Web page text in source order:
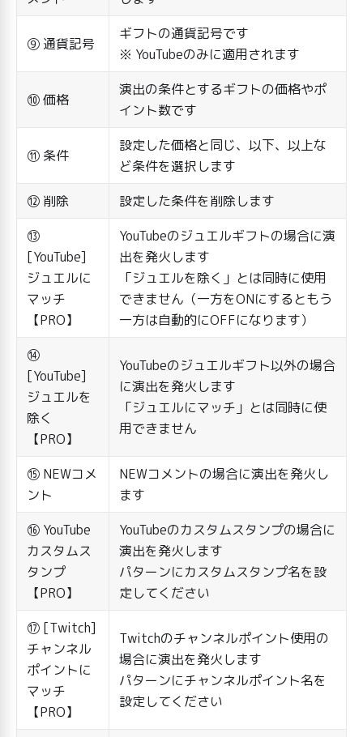
⑨ 通貨記号
ギフトの通貨記号です
※ YouTubeのみに適用されます
⑩ 価格
演出の条件とするギフトの価格やポ
イント数です
⑪ 条件
設定した価格と同じ、以下、以上な
ど条件を選択します
⑫ 削除
設定した条件を削除します
⑬
[YouTube]
ジュエルに
マッチ
【PRO】
YouTubeのジュエルギフトの場合に演
出を発火します
「ジュエルを除く」とは同時に使用
できません（一方をONにするともう
一方は自動的にOFFになります）
⑭
[YouTube]
ジュエルを
除く
【PRO】
YouTubeのジュエルギフト以外の場合
に演出を発火します
「ジュエルにマッチ」とは同時に使
用できません
⑮ NEWコメ
ント
NEWコメントの場合に演出を発火し
ます
⑯ YouTube
カスタムス
タンプ
【PRO】
YouTubeのカスタムスタンプの場合に
演出を発火します
パターンにカスタムスタンプ名を設
定してください
⑰ [Twitch]
チャンネル
ポイントに
マッチ
【PRO】
Twitchのチャンネルポイント使用の
場合に演出を発火します
パターンにチャンネルポイント名を
設定してください